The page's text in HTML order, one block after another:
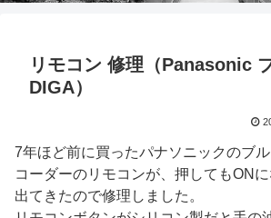
リモコン 修理（Panasonic
DIGA）
7年ほど前に買ったパナソニックのブ
コーダーのリモコンが、押してもON
出てきたので修理しました。